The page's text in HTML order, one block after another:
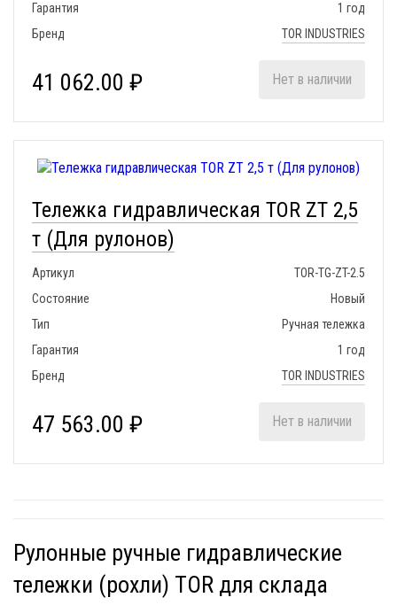
Гарантия
1 год
Бренд
TOR INDUSTRIES
41 062.00 ₽ Нет в наличии
Тележка гидравлическая TOR ZT 2,5
т (Для рулонов)
Артикул
TOR-TG-ZT-2.5
Состояние
Новый
Тип
Ручная тележка
Гарантия
1 год
Бренд
TOR INDUSTRIES
47 563.00 ₽ Нет в наличии
Рулонные ручные гидравлические
тележки (рохли) TOR для склада